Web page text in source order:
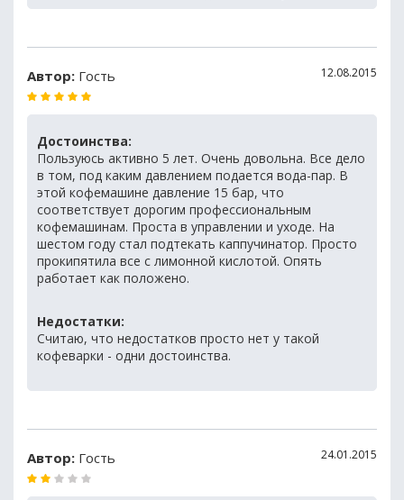
Автор: Гость 12.08.2015
Достоинства:
Пользуюсь активно 5 лет. Очень довольна. Все дело
в том, под каким давлением подается вода-пар. В
этой кофемашине давление 15 бар, что
соответствует дорогим профессиональным
кофемашинам. Проста в управлении и уходе. На
шестом году стал подтекать каппучинатор. Просто
прокипятила все с лимонной кислотой. Опять
работает как положено.
Недостатки:
Считаю, что недостатков просто нет у такой
кофеварки - одни достоинства.
Автор: Гость 24.01.2015